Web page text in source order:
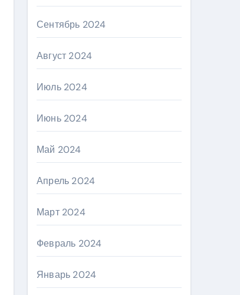
Сентябрь 2024
Август 2024
Июль 2024
Июнь 2024
Май 2024
Апрель 2024
Март 2024
Февраль 2024
Январь 2024